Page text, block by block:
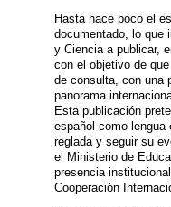
Hasta hace poco el
documentado, lo que
y Ciencia a publicar,
con el objetivo de
de consulta, con una
panorama
Esta publicación
español como lengua
reglada y seguir su
el Ministerio de
presencia
Cooperación